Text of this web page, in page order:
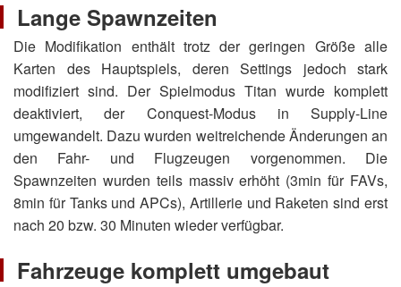
Lange Spawnzeiten
Die Modifikation enthält trotz der geringen Größe alle
Karten des Hauptspiels, deren Settings jedoch stark
modifiziert sind. Der Spielmodus Titan wurde komplett
deaktiviert, der Conquest-Modus in Supply-Line
umgewandelt. Dazu wurden weitreichende Änderungen an
den Fahr- und Flugzeugen vorgenommen. Die
Spawnzeiten wurden teils massiv erhöht (3min für FAVs,
8min für Tanks und APCs), Artillerie und Raketen sind erst
nach 20 bzw. 30 Minuten wieder verfügbar.
Fahrzeuge komplett umgebaut